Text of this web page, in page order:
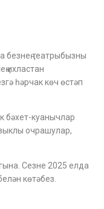
театрыбызны
ихластан
һәрчак көч өстәп
бәхет-куанычлар
очрашулар,
Сезне 2025 елда
көтәбез.